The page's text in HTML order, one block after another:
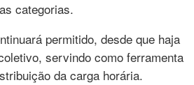
categorias.
permitido, desde que haja
servindo como ferramenta
da carga horária.